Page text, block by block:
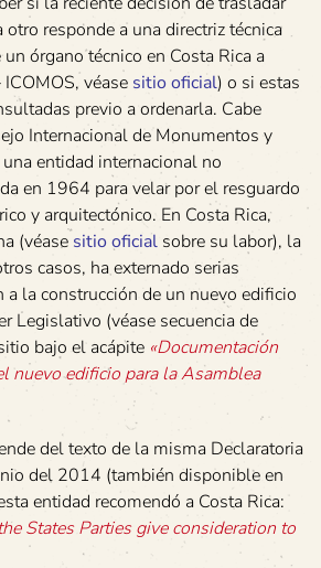
responde a una directriz técnica
órgano técnico en Costa Rica a
véase sitio oficial) o si estas
previo a ordenarla. Cabe
Internacional de Monumentos y
entidad internacional no
en 1964 para velar por el resguardo
y arquitectónico. En Costa Rica,
(véase sitio oficial sobre su labor), la
casos, ha externado serias
a la construcción de un nuevo edificio
Legislativo (véase secuencia de
bajo el acápite «Documentación
nuevo edificio para la Asamblea
del texto de la misma Declaratoria
del 2014 (también disponible en
entidad recomendó a Costa Rica:
States Parties give consideration to